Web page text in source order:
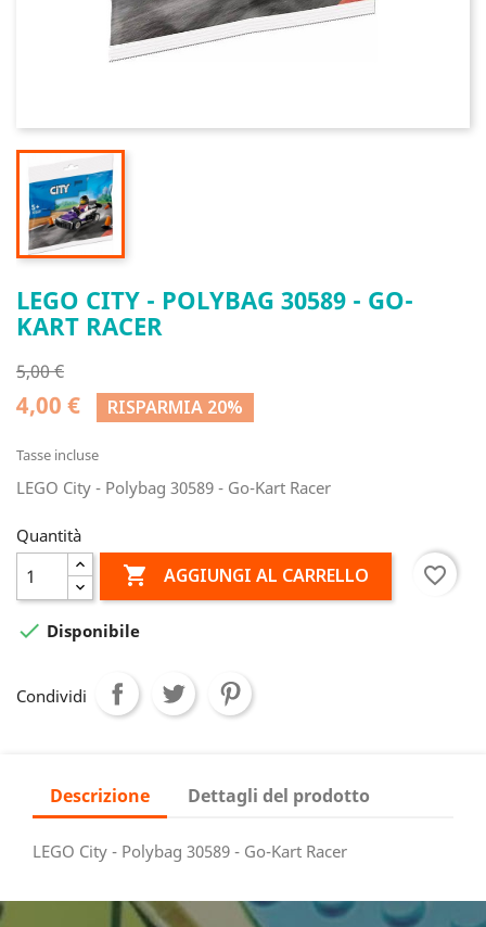
LEGO CITY - POLYBAG 30589 - GO-
KART RACER
5,00 €
4,00 € RISPARMIA 20%
Tasse incluse
LEGO City - Polybag 30589 - Go-Kart Racer
Quantità
 AGGIUNGI AL CARRELLO favorite_border
 Disponibile
Condividi
Descrizione Dettagli del prodotto
LEGO City - Polybag 30589 - Go-Kart Racer